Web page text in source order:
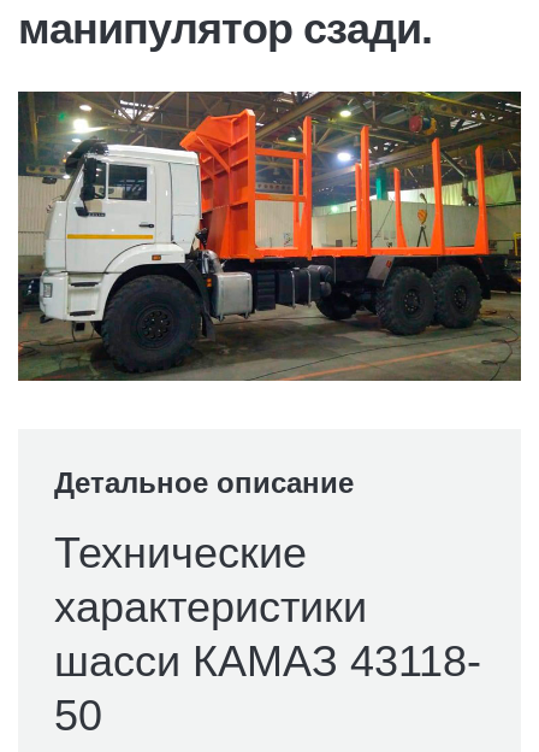
манипулятор сзади.
Детальное описание
Технические
характеристики
шасси КАМАЗ 43118-
50